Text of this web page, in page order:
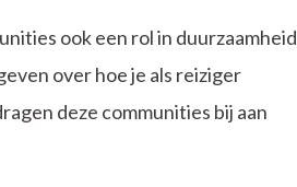
ook een rol in duurzaamheid
over hoe je als reiziger
deze communities bij aan